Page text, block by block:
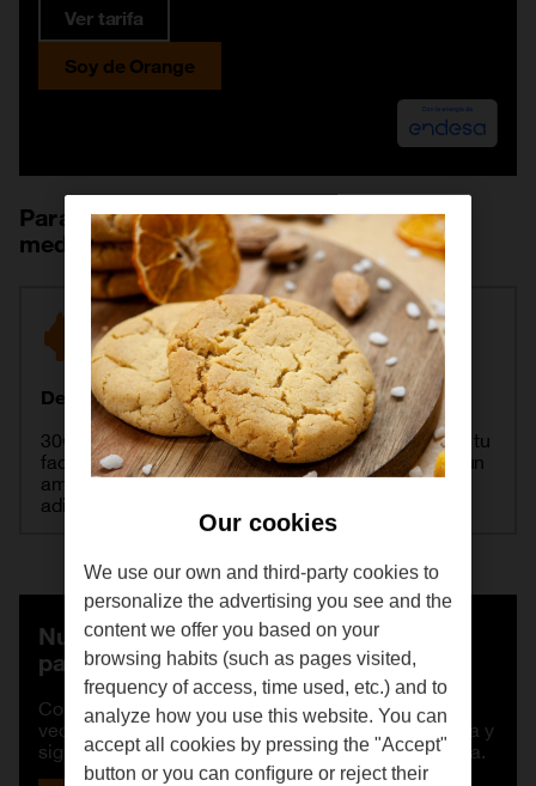
Ver tarifa
Soy de Orange
Para tutranquilidady la del
medioambiente
Descuentos exclusivos
30€ de dto. al contratar online, y 9€/mes de dto. en tu
factura de telefonía si contratas luz y gas. Invita a un
amigo a Orange Energía y obtén 20€ de descuento
adicionales para ti y tu amigo al contratar luz
NuestraAppcon la mejor tecnología
para que tengas el control
Controla tu consumo, compáralo con el de tus
vecinos, optimiza tu potencia para reducir tu factura y
sigue nuestras sugerencias de eficiencia energética.
Our cookies
We use our own and third-party cookies to
personalize the advertising you see and the
content we offer you based on your
browsing habits (such as pages visited,
frequency of access, time used, etc.) and to
analyze how you use this website. You can
accept all cookies by pressing the "Accept"
button or you can conﬁgure or reject their